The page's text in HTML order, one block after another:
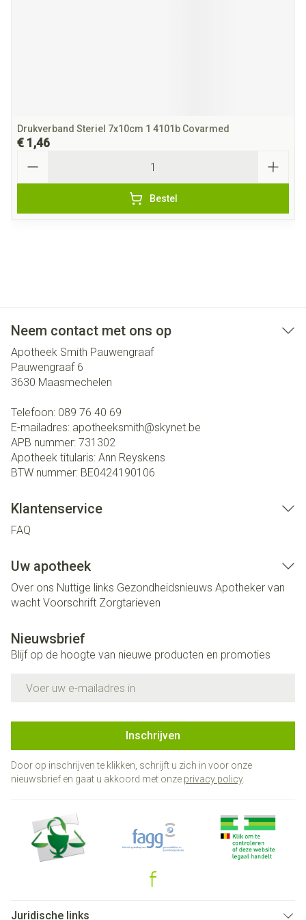
Drukverband Steriel 7x10cm 1 4101b Covarmed
€ 1,46
Bestel
Neem contact met ons op
Apotheek Smith Pauwengraaf
Pauwengraaf 6
3630 Maasmechelen
Telefoon: 089 76 40 69
E-mailadres: apotheeksmith@skynet.be
APB nummer: 731302
Apotheek titularis: Ann Reyskens
BTW nummer: BE0424190106
Klantenservice
FAQ
Uw apotheek
Over ons Nuttige links Gezondheidsnieuws Apotheker van
wacht Voorschrift Zorgtarieven
Nieuwsbrief
Blijf op de hoogte van nieuwe producten en promoties
Inschrijven
Door op inschrijven te klikken, schrijft u zich in voor onze
nieuwsbrief en gaat u akkoord met onze privacy policy.
Juridische links